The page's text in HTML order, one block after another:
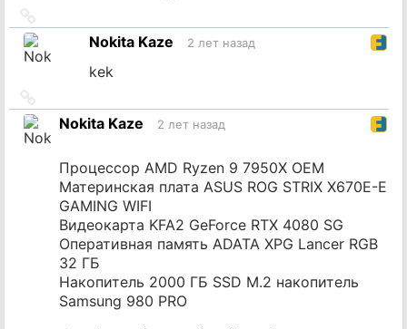
на
источникNokita Kaze 2 лет назад
kek
на
источник
Nokita Kaze 2 лет назад
Процессор AMD Ryzen 9 7950X OEM
Материнская плата ASUS ROG STRIX X670E-E
GAMING WIFI
Видеокарта KFA2 GeForce RTX 4080 SG
Оперативная память ADATA XPG Lancer RGB
32 ГБ
Накопитель 2000 ГБ SSD M.2 накопитель
Samsung 980 PRO